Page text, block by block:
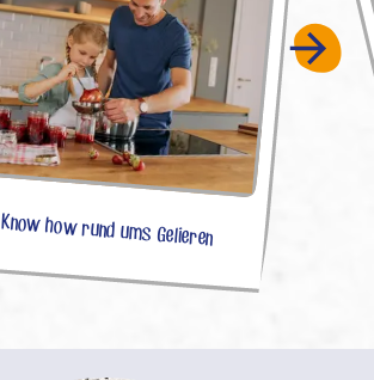
Know how rund ums Gelieren